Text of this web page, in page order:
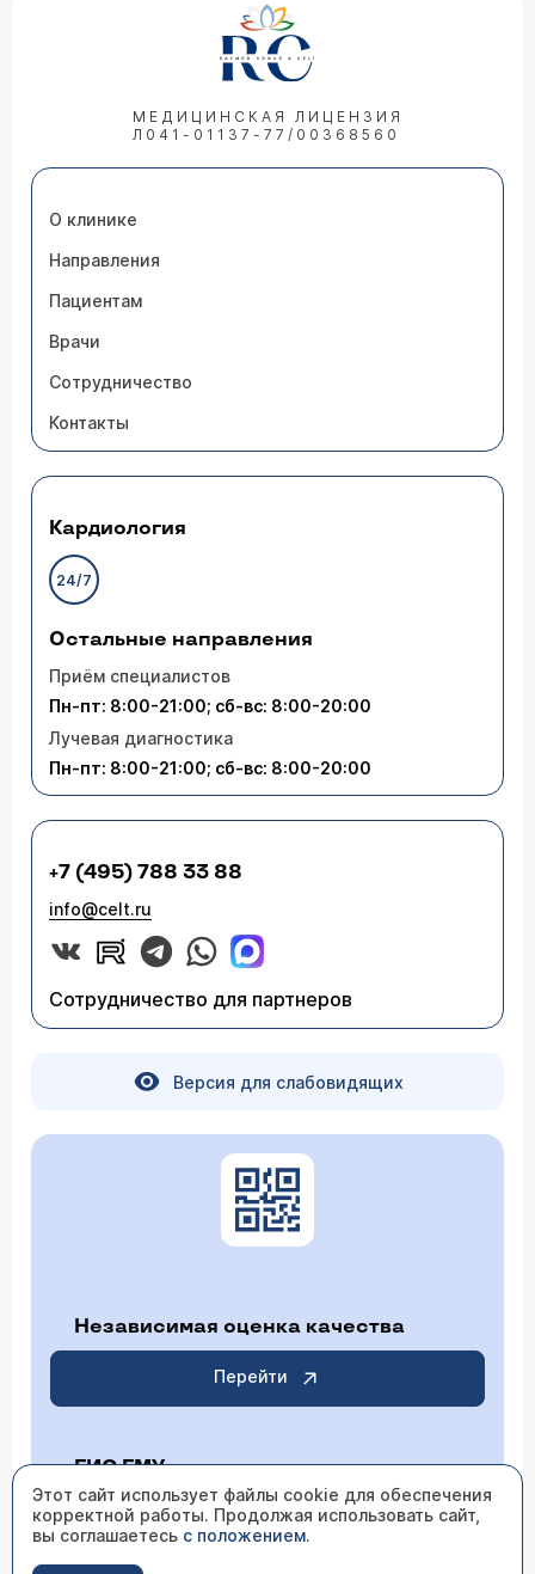
МЕДИЦИНСКАЯ ЛИЦЕНЗИЯ
Л041-01137-77/00368560
О клинике
Направления
Пациентам
Врачи
Сотрудничество
Контакты
Кардиология
24/7
Остальные направления
Приём специалистов
Пн-пт: 8:00-21:00; сб-вс: 8:00-20:00
Лучевая диагностика
Пн-пт: 8:00-21:00; сб-вс: 8:00-20:00
+7 (495) 788 33 88
info@celt.ru
Сотрудничество для партнеров
Версия для слабовидящих
Независимая оценка качества
Перейти
ГИС ГМУ
Перейти
Этот сайт использует файлы cookie для обеспечения
корректной работы. Продолжая использовать сайт,
вы соглашаетесь с положением.